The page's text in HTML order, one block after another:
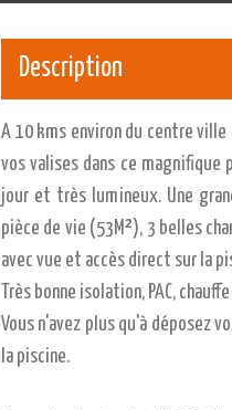
Description
A 10 kms environ du centre ville
vos valises dans ce
jour et très lumineux. Une
pièce de vie (53M²), 3 belles
avec vue et accès direct sur la
Très bonne isolation, PAC,
Vous n'avez plus qu'à déposez
la piscine.